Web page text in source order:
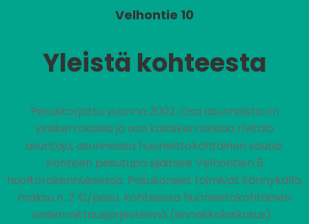
Velhontie 10
Yleistä kohteesta
Peruskorjattu vuonna 2002. Osa asunnoista on
yksikerroksisia ja osa kaksikerroksisia rivitalo
asuntoja, asunnoissa huoneistokohtainen sauna.
Kohteen pesutupa sijaitsee Velhontien 8
huoltorakennuksessa. Pesukoneet toimivat kännykällä,
maksu n. 2 €/pesu. Kohteessa huoneistokohtainen
vedenmittausjärjestelmä (ennakkolaskutus).